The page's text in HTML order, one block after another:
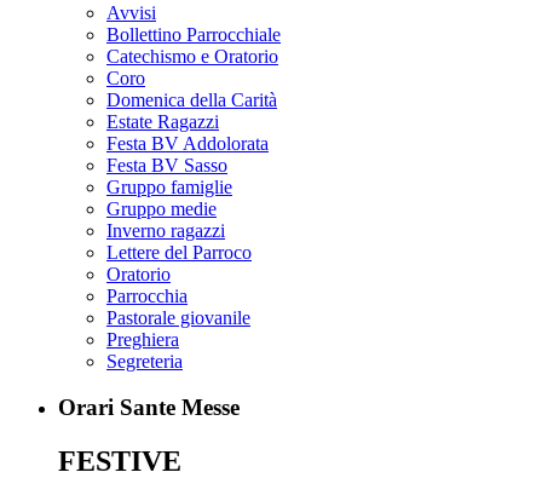
Avvisi
Bollettino Parrocchiale
Catechismo e Oratorio
Coro
Domenica della Carità
Estate Ragazzi
Festa BV Addolorata
Festa BV Sasso
Gruppo famiglie
Gruppo medie
Inverno ragazzi
Lettere del Parroco
Oratorio
Parrocchia
Pastorale giovanile
Preghiera
Segreteria
Orari Sante Messe
FESTIVE